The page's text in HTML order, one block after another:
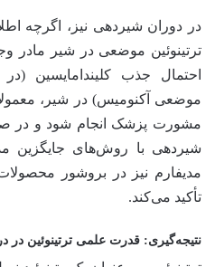
در دوران شیردهی نیز، اگرچه
ترتینوئین موضعی در شیر مادر
احتمال جذب کلیندامایسین
موضعی آکنومیس) در شیر،
مشورت پزشک انجام شود و در
شیردهی با روش‌های جایگزین
مدیفارم نیز در بروشور
تأکید می‌کند.
نتیجه‌گیری: قدرت علمی ترتینوئین در